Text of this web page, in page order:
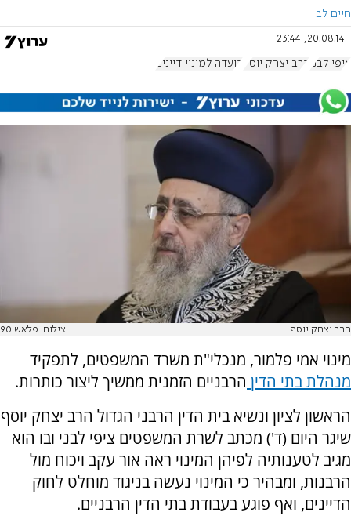
חיים לב
20.08.14, 23:44
ציפי לבני הרב יצחק יוסף הועדה למינוי דיינים
הרב יצחק יוסף צילום: פלאש 90
מינוי אמי פלמור, מנכלי"ת משרד המשפטים, לתפקיד
מנהלת בתי הדין הרבניים הזמנית ממשיך ליצור כותרות.
הראשון לציון ונשיא בית הדין הרבני הגדול הרב יצחק יוסף
שיגר היום (ד') מכתב לשרת המשפטים ציפי לבני ובו הוא
מגיב לטענותיה לפיהן המינוי ראה אור עקב ויכוח מול
הרבנות, ומבהיר כי המינוי נעשה בניגוד מוחלט לחוק
הדיינים, ואף פוגע בעבודת בתי הדין הרבניים.